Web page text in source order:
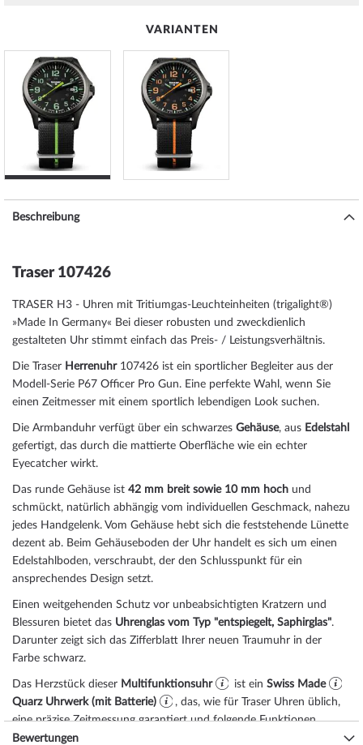
VARIANTEN
Beschreibung
Traser 107426
TRASER H3 - Uhren mit Tritiumgas-Leuchteinheiten (trigalight®)
»Made In Germany« Bei dieser robusten und zweckdienlich
gestalteten Uhr stimmt einfach das Preis- / Leistungsverhältnis.
Die Traser Herrenuhr107426 ist ein sportlicher Begleiter aus der
Modell-Serie P67 Officer Pro Gun. Eine perfekte Wahl, wenn Sie
einen Zeitmesser mit einem sportlich lebendigen Look suchen.
Die Armbanduhr verfügt über ein schwarzes Gehäuse, aus Edelstahl
gefertigt, das durch die mattierte Oberfläche wie ein echter
Eyecatcher wirkt.
Das runde Gehäuse ist 42 mm breit sowie 10 mm hoch und
schmückt, natürlich abhängig vom individuellen Geschmack, nahezu
jedes Handgelenk. Vom Gehäuse hebt sich die feststehende Lünette
dezent ab. Beim Gehäuseboden der Uhr handelt es sich um einen
Edelstahlboden, verschraubt, der den Schlusspunkt für ein
ansprechendes Design setzt.
Einen weitgehenden Schutz vor unbeabsichtigten Kratzern und
Blessuren bietet das Uhrenglas vom Typ "entspiegelt, Saphirglas".
Darunter zeigt sich das Zifferblatt Ihrer neuen Traumuhr in der
Farbe schwarz.
Das Herzstück dieser Multifunktionsuhr ist ein Swiss Made
Quarz Uhrwerk (mit Batterie)
, das, wie für Traser Uhren üblich,
eine präzise Zeitmessung garantiert und folgende Funktionen
bereitstellt:Datum, Minute, Sekunde, Stunde
Bewertungen